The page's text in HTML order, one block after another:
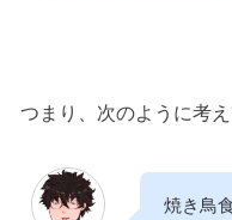
つまり、次のように考え
焼き鳥